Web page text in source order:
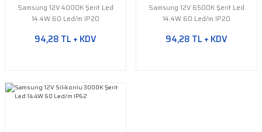
Samsung 12V 4000K Şerit Led
14.4W 60 Led/m IP20
94,28 TL + KDV
Samsung 12V 6500K Şerit Led
14.4W 60 Led/m IP20
94,28 TL + KDV